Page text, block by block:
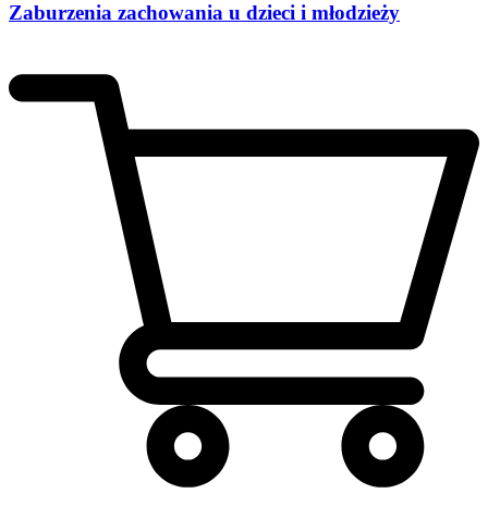
Zaburzenia zachowania u dzieci i młodzieży